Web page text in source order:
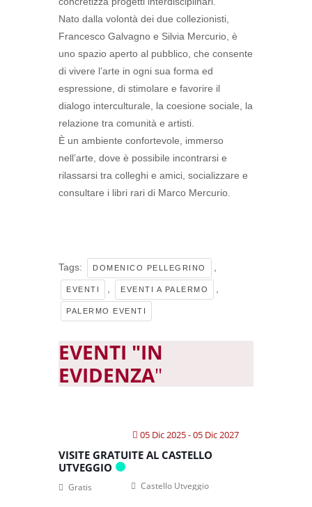
Nato dalla volontà dei due collezionisti,
Francesco Galvagno e Silvia Mercurio, è
uno spazio aperto al pubblico, che consente
di vivere l’arte in ogni sua forma ed
espressione, di stimolare e favorire il
dialogo interculturale, la coesione sociale, la
relazione tra comunità e artisti.
È un ambiente confortevole, immerso
nell’arte, dove è possibile incontrarsi e
rilassarsi tra colleghi e amici, socializzare e
consultare i libri rari di Marco Mercurio.
Tags: DOMENICO PELLEGRINO
EVENTI EVENTI A PALERMO
PALERMO EVENTI
EVENTI "IN
EVIDENZA"
05 Dic 2025- 05 Dic 2027
VISITE GRATUITE AL CASTELLO
UTVEGGIO
Castello Utveggio
Gratis